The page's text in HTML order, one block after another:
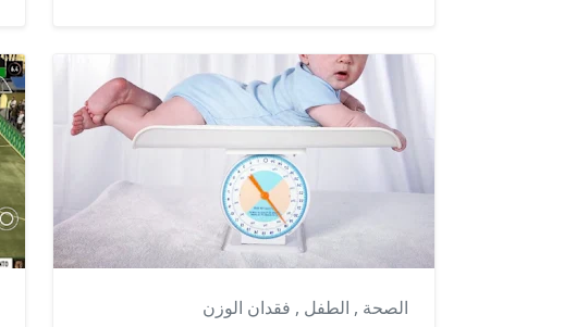
الصحة , الطفل , فقدان الوزن